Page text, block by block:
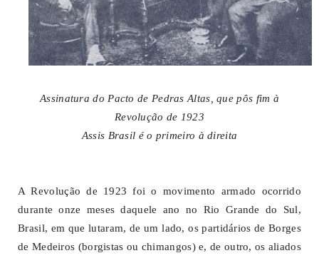
Assinatura do Pacto de Pedras Altas, que pôs fim à
Revolução de 1923
Assis Brasil é o primeiro à direita
A Revolução de 1923 foi o movimento armado ocorrido
durante onze meses daquele ano no Rio Grande do Sul,
Brasil, em que lutaram, de um lado, os partidários de Borges
de Medeiros (borgistas ou chimangos) e, de outro, os aliados